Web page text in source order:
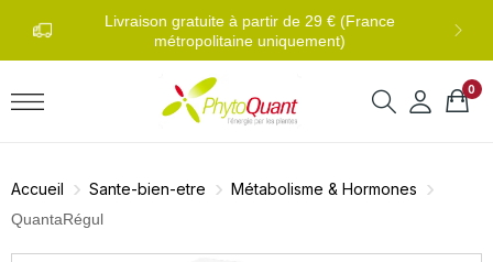
Livraison gratuite à partir de 29 € (France
métropolitaine uniquement)
0
Accueil Sante-bien-etre Métabolisme & Hormones
QuantaRégul